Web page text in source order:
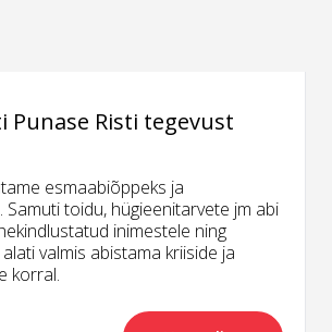
Punase Risti tegevust
esmaabiõppeks ja
toidu, hügieenitarvete jm abi
inimestele ning
valmis abistama kriiside ja
korral.